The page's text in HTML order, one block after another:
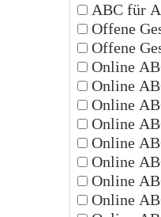
ABC für
Offene
Offene
Online
Online
Online
Online
Online
Online
Online
Online